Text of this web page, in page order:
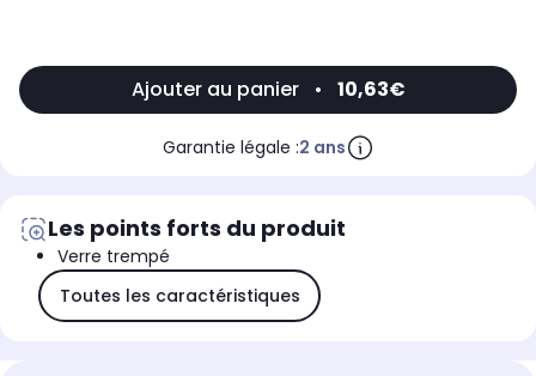
Ajouter au panier • 10,63€
Garantie légale :2 ans
Les points forts du produit
Verre trempé
Toutes les caractéristiques